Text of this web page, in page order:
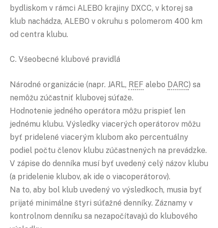
bydliskom v rámci ALEBO krajiny DXCC, v ktorej sa
klub nachádza, ALEBO v okruhu s polomerom 400 km
od centra klubu.
C. Všeobecné klubové pravidlá
Národné organizácie (napr. JARL, REF alebo DARC) sa
nemôžu zúčastniť klubovej súťaže.
Hodnotenie jedného operátora môžu prispieť len
jednému klubu. Výsledky viacerých operátorov môžu
byť pridelené viacerým klubom ako percentuálny
podiel počtu členov klubu zúčastnených na prevádzke.
V zápise do denníka musí byť uvedený celý názov klubu
(a pridelenie klubov, ak ide o viacoperátorov).
Na to, aby bol klub uvedený vo výsledkoch, musia byť
prijaté minimálne štyri súťažné denníky. Záznamy v
kontrolnom denníku sa nezapočítavajú do klubového